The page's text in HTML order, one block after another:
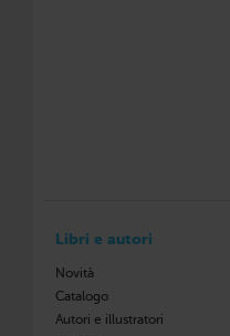
Libri e autori
Novità
Catalogo
Autori e illustratori